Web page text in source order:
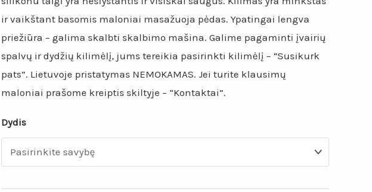
ir vaikštant basomis maloniai masažuoja pėdas. Ypatingai lengva
priežiūra – galima skalbti skalbimo mašina. Galime pagaminti įvairių
spalvų ir dydžių kilimėlį, jums tereikia pasirinkti kilimėlį – “Susikurk
pats”. Lietuvoje pristatymas NEMOKAMAS. Jei turite klausimų
maloniai prašome kreiptis skiltyje – “Kontaktai”.
Dydis